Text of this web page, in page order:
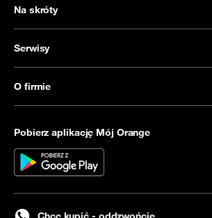
Na skróty
Serwisy
O firmie
Pobierz aplikację Mój Orange